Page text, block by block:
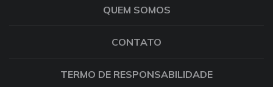
QUEM SOMOS
CONTATO
TERMO DE RESPONSABILIDADE